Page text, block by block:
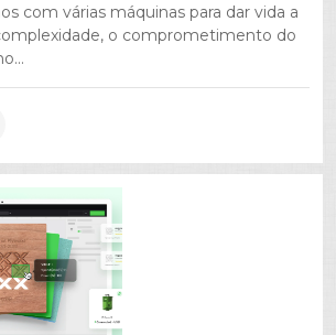
com várias máquinas para dar vida a
o comprometimento do